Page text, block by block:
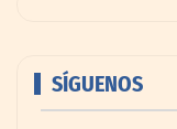
SÍGUENOS